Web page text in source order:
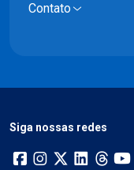
Contato
Siga nossas redes